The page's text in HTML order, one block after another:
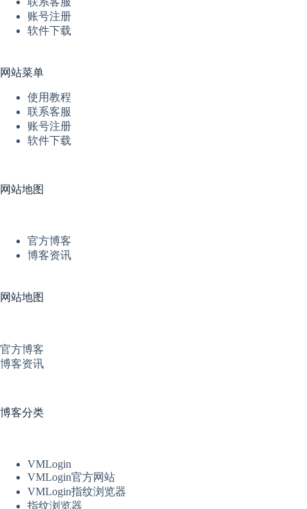
账号注册
软件下载
网站菜单
使用教程
联系客服
账号注册
软件下载
网站地图
官方博客
博客资讯
网站地图
官方博客
博客资讯
博客分类
VMLogin
VMLogin官方网站
VMLogin指纹浏览器
指纹浏览器